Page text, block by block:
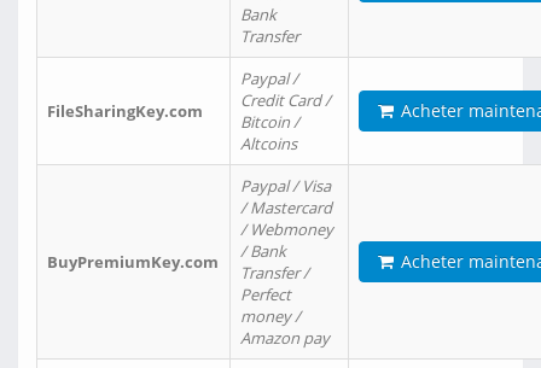
Bank
Transfer
FileSharingKey.com
Paypal /
Credit Card /
Bitcoin /
Altcoins
Acheter
BuyPremiumKey.com
Paypal / Visa
/ Mastercard
/ Webmoney
/ Bank
Transfer /
Perfect
money /
Amazon pay
Acheter